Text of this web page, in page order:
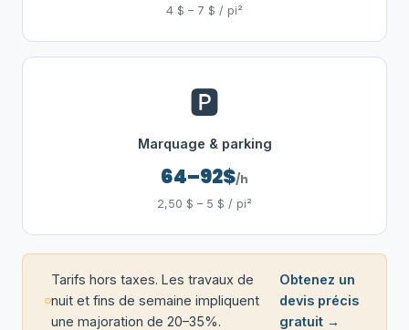
4 $ – 7 $ / pi²
🅿️
Marquage & parking
64–92$/h
2,50 $ – 5 $ / pi²
Tarifs hors taxes. Les travaux de
nuit et fins de semaine impliquent
une majoration de 20–35%.
Obtenez un
devis précis
gratuit →